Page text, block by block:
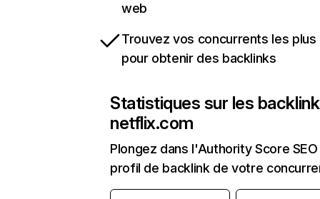
web
Trouvez vos concurrents les
pour obtenir des backlinks
Statistiques sur les
netflix.com
Plongez dans l'Authority Score
profil de backlink de votre